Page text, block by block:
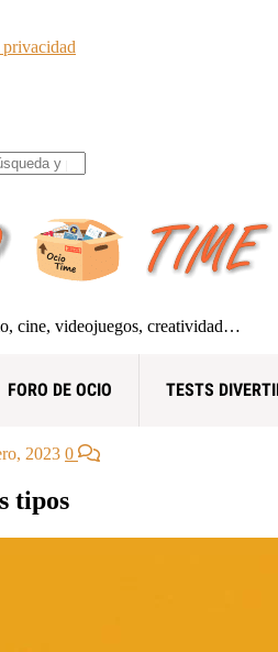
cine, videojuegos, creatividad…
FORO DE OCIO TESTS
2023 0
tipos